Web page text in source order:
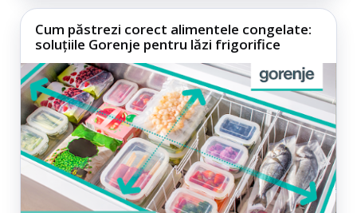
Cum păstrezi corect alimentele congelate:
soluțiile Gorenje pentru lăzi frigorifice